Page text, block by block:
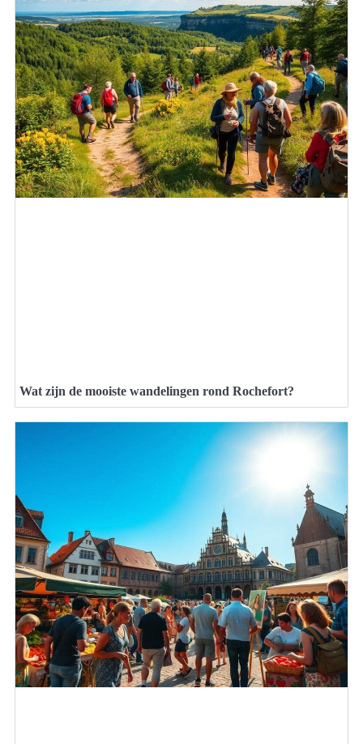
Wat zijn de mooiste wandelingen rond Rochefort?